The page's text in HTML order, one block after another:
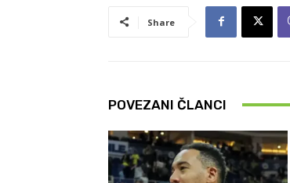
Share
POVEZANI ČLANCI